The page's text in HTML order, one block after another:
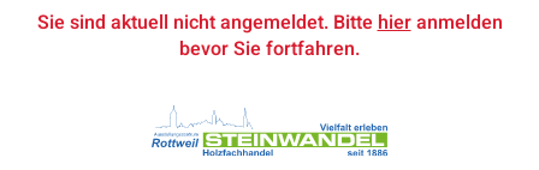
Sie sind aktuell nicht angemeldet. Bittehieranmelden
bevor Sie fortfahren.